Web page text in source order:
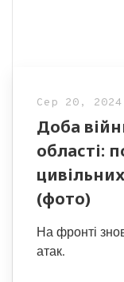
Сер 20, 2024
Доба
області:
(фото)
На фронті
атак.